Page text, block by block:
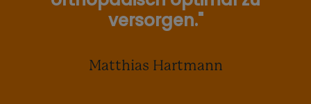
versorgen."
Matthias Hartmann